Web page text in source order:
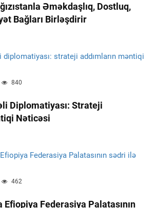
Əməkdaşlıq, Dostluq,
Bağları Birləşdirir
840
Diplomatiyası: Strateji
Nəticəsi
462
Efiopiya Federasiya Palatasının